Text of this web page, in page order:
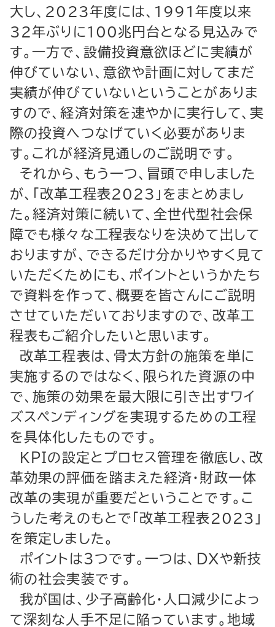
大し、2023年度には、1991年度以来
32年ぶりに100兆円台となる見込みで
す。一方で、設備投資意欲ほどに実績が
伸びていない、意欲や計画に対してまだ
実績が伸びていないということがありま
すので、経済対策を速やかに実行して、実
際の投資へつなげていく必要がありま
す。これが経済見通しのご説明です。
それから、もう一つ、冒頭で申しました
が、「改革工程表2023」をまとめまし
た。経済対策に続いて、全世代型社会保
障でも様々な工程表なりを決めて出して
おりますが、できるだけ分かりやすく見て
いただくためにも、ポイントというかたち
で資料を作って、概要を皆さんにご説明
させていただいておりますので、改革工
程表もご紹介したいと思います。
改革工程表は、骨太方針の施策を単に
実施するのではなく、限られた資源の中
で、施策の効果を最大限に引き出すワイ
ズスペンディングを実現するための工程
を具体化したものです。
ＫＰＩの設定とプロセス管理を徹底し、改
革効果の評価を踏まえた経済・財政一体
改革の実現が重要だということです。こ
うした考えのもとで「改革工程表2023」
を策定しました。
ポイントは３つです。一つは、ＤＸや新技
術の社会実装です。
我が国は、少子高齢化・人口減少によっ
て深刻な人手不足に陥っています。地域